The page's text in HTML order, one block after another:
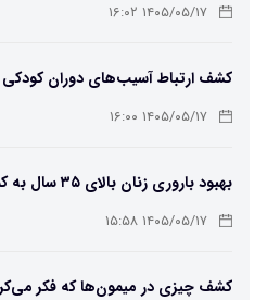
۱۴۰۵/۰۵/۱۷ ۱۶:۰۲
کشف ارتباط آسیب‌های دوران کودکی
۱۴۰۵/۰۵/۱۷ ۱۶:۰۰
بهبود باروری
باکتریایی»
۱۴۰۵/۰۵/۱۷ ۱۵:۵۸
کشف چیزی در میمون‌ها که فکر